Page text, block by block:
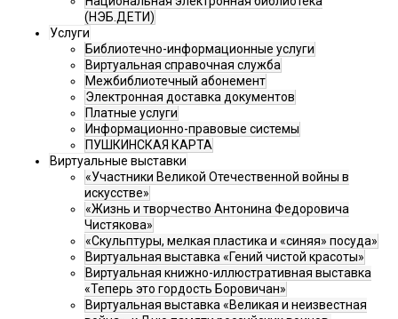
(НЭБ.ДЕТИ)
Услуги
Библиотечно-информационные услуги
Виртуальная справочная служба
Межбиблиотечный абонемент
Электронная доставка документов
Платные услуги
Информационно-правовые системы
ПУШКИНСКАЯ КАРТА
Виртуальные выставки
«Участники Великой Отечественной войны в
искусстве»
«Жизнь и творчество Антонина Федоровича
Чистякова»
«Скульптуры, мелкая пластика и «синяя» посуда»
Виртуальная выставка «Гений чистой красоты»
Виртуальная книжно-иллюстративная выставка
«Теперь это гордость Боровичан»
Виртуальная выставка «Великая и неизвестная